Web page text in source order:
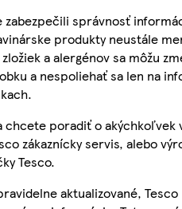
zabezpečili správnosť
produkty neustále
a alergénov sa môžu
a nespoliehať sa len na
chcete poradiť o akýchkoľvek
zákaznícky servis, alebo
Tesco.
aktualizované, Tesco